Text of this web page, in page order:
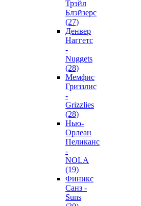
Трэйл
Блэйзерс
(27)
Денвер
Наггетс
-
Nuggets
(28)
Мемфис
Гриззлис
-
Grizzlies
(28)
Нью-
Орлеан
Пеликанс
-
NOLA
(19)
Финикс
Санз -
Suns